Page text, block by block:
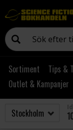
Sortiment Tips &
Outlet & Kampanjer